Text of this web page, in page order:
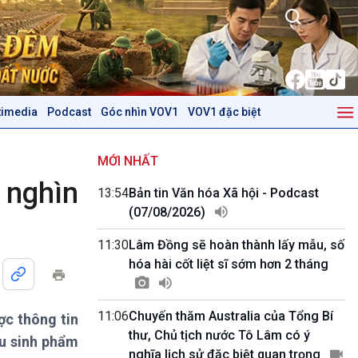
Podcast Góc nhìn VOV1 VOV1 đặc biệt
Trước giờ mở cửa
Dòng chảy Kinh tế
Tuyên chiến với gian lận
thương mại
Mùa vàng
Biển đảo Việt Nam
Tâm tình biên giới và hải
đảo
Tìm hiểu biển, đảo Việt
Podcast
Góc nhìn VOV1
Bình luận
thông tin
sinh phẩm
MỚI NHẤT
13:54Bản tin Văn hóa Xã hội - Podcast
(07/08/2026)
11:30Lâm Đồng sẽ hoàn thành lấy mẫu, số
hóa hài cốt liệt sĩ sớm hơn 2 tháng
11:06Chuyến thăm Australia của Tổng Bí
thư, Chủ tịch nước Tô Lâm có ý
nghĩa lịch sử đặc biệt quan trọng